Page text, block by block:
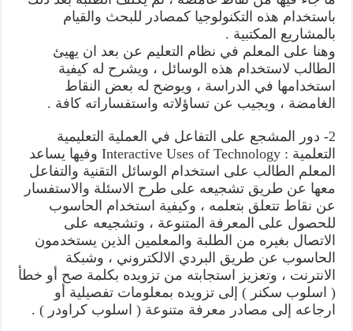
باستخدام هذه التكنولوجيا كمصادر للبحث والقيام
بالمشاريع المكتبية .
وهنا على المعلم في نظام التعليم عن بعد ان يهيئ
الطالب لاستخدام هذه الوسائل ، ويشرح له كيفية
استخدامها في الدراسة ، ويوضح له بعض النقاط
الغامضة ، ويجيب عن تساؤلاته واستفساراته كافة .
2- دور المشجع على التفاعل في العملية التعليمية
التعلمية : Interactive Uses of Technology وفيها يساعد
المعلم الطالب على استخدام الوسائل التقنية والتفاعل
معها عن طريق تشجيعه على طرح الاسئلة والاستفسار
عن نقاط تتعلق بتعلمه ، وكيفية استخدام الحاسوب
للحصول على المعرفة المتنوعة ، وتشجيعه على
الاتصال بغيره من الطلبة والمعلمين الذين يستخدمون
الحاسوب عن طريق البردي الالكتروني ، وشبكة
الانترنت ، وتعزيز استجابته من تزويده بكلمة صح أو خطأ
( اسلوب سكنر ) إلى تزويده بمعلومات تفصيلية أو
ارجاعه إلى مصادر معرفة متنوعة ( اسلوب كراودر ) .